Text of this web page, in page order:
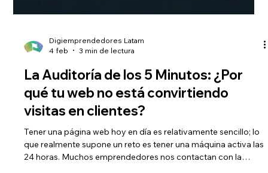
Digiemprendedores Latam
3 min de lectura
La Auditoría de los 5 Minutos: ¿Por